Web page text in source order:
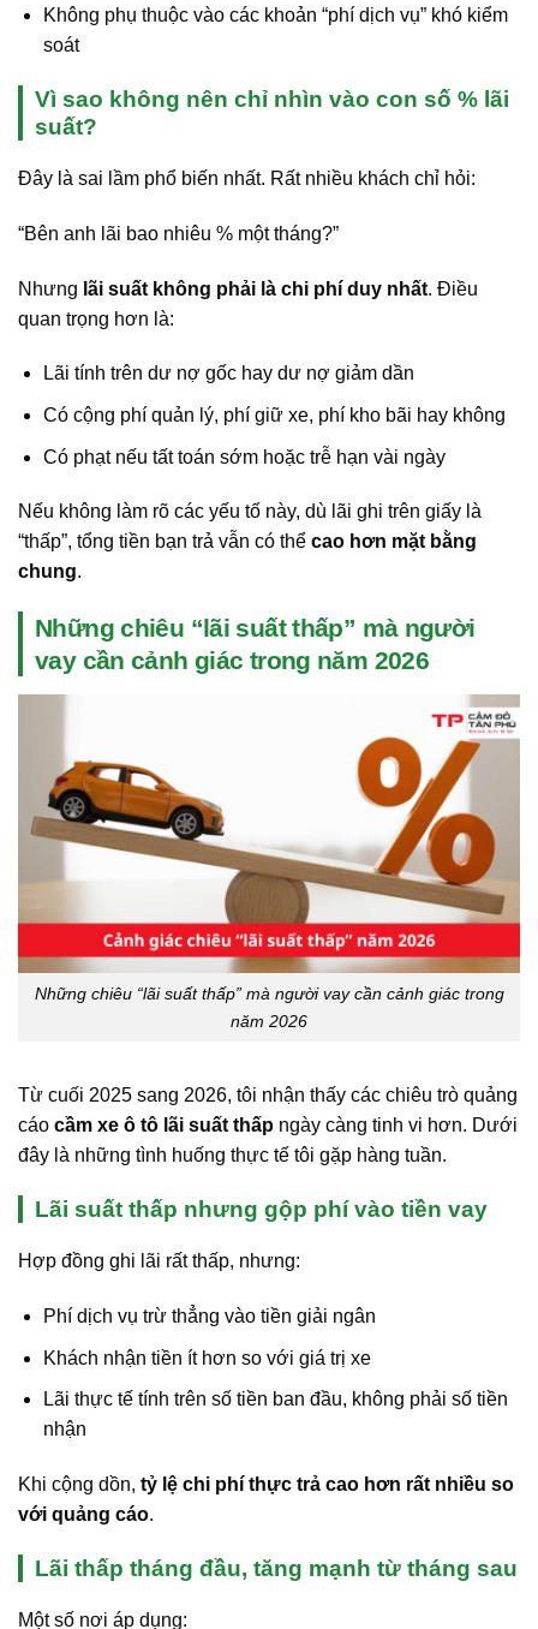
Không phụ thuộc vào các khoản “phí dịch vụ” khó kiểm
soát
Vì sao không nên chỉ nhìn vào con số % lãi
suất?
Đây là sai lầm phổ biến nhất. Rất nhiều khách chỉ hỏi:
“Bên anh lãi bao nhiêu % một tháng?”
Nhưng lãi suất không phải là chi phí duy nhất. Điều
quan trọng hơn là:
Lãi tính trên dư nợ gốc hay dư nợ giảm dần
Có cộng phí quản lý, phí giữ xe, phí kho bãi hay không
Có phạt nếu tất toán sớm hoặc trễ hạn vài ngày
Nếu không làm rõ các yếu tố này, dù lãi ghi trên giấy là
“thấp”, tổng tiền bạn trả vẫn có thể cao hơn mặt bằng
chung.
Những chiêu “lãi suất thấp” mà người
vay cần cảnh giác trong năm 2026
Những chiêu “lãi suất thấp” mà người vay cần cảnh giác trong
năm 2026
Từ cuối 2025 sang 2026, tôi nhận thấy các chiêu trò quảng
cáo cầm xe ô tô lãi suất thấp ngày càng tinh vi hơn. Dưới
đây là những tình huống thực tế tôi gặp hàng tuần.
Lãi suất thấp nhưng gộp phí vào tiền vay
Hợp đồng ghi lãi rất thấp, nhưng:
Phí dịch vụ trừ thẳng vào tiền giải ngân
Khách nhận tiền ít hơn so với giá trị xe
Lãi thực tế tính trên số tiền ban đầu, không phải số tiền
nhận
Khi cộng dồn, tỷ lệ chi phí thực trả cao hơn rất nhiều so
với quảng cáo.
Lãi thấp tháng đầu, tăng mạnh từ tháng sau
Một số nơi áp dụng: